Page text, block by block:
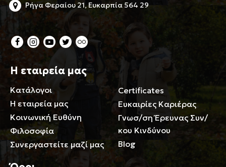
Ρήγα Φεραίου 21, Ευκαρπία 564 29
Η εταιρεία μας
Κατάλογοι
Η εταιρεία μας
Κοινωνική Ευθύνη
Φιλοσοφία
Συνεργαστείτε μαζί μας
Certificates
Ευκαιρίες Καριέρας
Γνωσ/ση Έρευνας Συν/
κου Κινδύνου
Blog